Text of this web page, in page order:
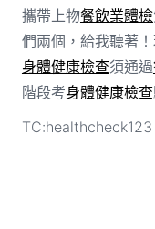
攜帶上物餐飲業體檢
們兩個，給我聽著
身體健康檢查須通過
階段考身體健康檢查